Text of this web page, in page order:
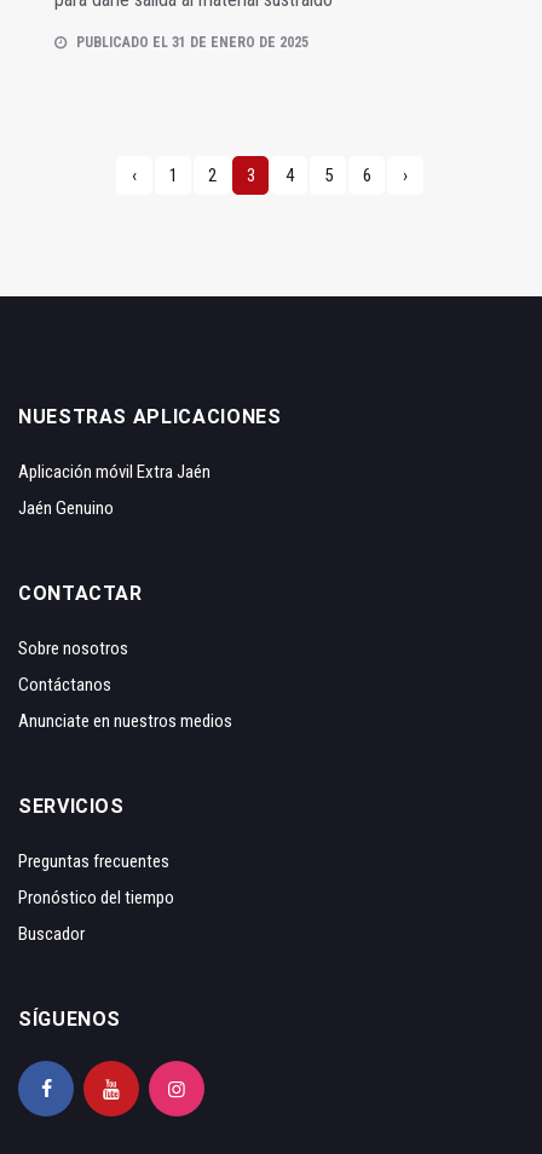
PUBLICADO EL 31 DE ENERO DE 2025
‹ 1 2 3 4 5 6 ›
NUESTRAS APLICACIONES
Aplicación móvil Extra Jaén
Jaén Genuino
CONTACTAR
Sobre nosotros
Contáctanos
Anunciate en nuestros medios
SERVICIOS
Preguntas frecuentes
Pronóstico del tiempo
Buscador
SÍGUENOS